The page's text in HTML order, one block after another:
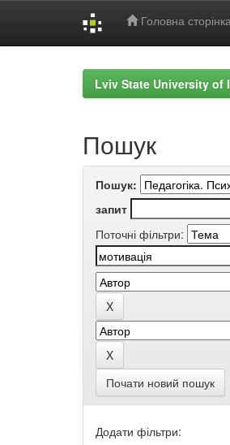
Головна
Lviv State University of
Пошук
Пошук:
запит
Поточні фільтри:
Почати новий пошук
Додати фільтри: